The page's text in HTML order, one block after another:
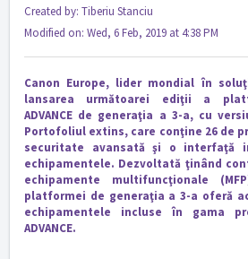
Created by: Tiberiu Stanciu
Modified on: Wed, 6 Feb, 2019 at 4:38 PM
Canon Europe, lider mondial în
lansarea următoarei ediţii a
ADVANCE de generaţia a 3-a, cu
Portofoliul extins, care conţine 26 de
securitate avansată şi o interfaţă
echipamentele. Dezvoltată ţinând
echipamente multifuncţionale
platformei de generaţia a 3-a oferă
echipamentele incluse în gama
ADVANCE.